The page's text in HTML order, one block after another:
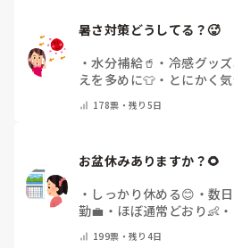
暑さ対策どうしてる？🥵
・水分補給🥤 ・ 冷感グッ
えを多めに👕 ・ とにかく
178票・残り5日
お盆休みありますか？🌻
・ しっかり休める😊 ・ 数
勤💼 ・ ほぼ通常どおり👶 ・
199票・残り4日